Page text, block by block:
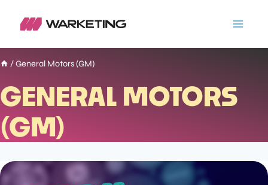
/ General Motors (GM)
GENERAL MOTORS
(GM)